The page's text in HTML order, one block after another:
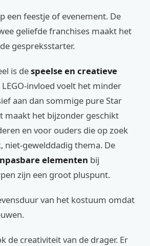
een feestje of evenement. De
geliefde franchises maakt het
gespreksstarter.
is despeelse en creatieve
invloed voelt het minder
aan dan sommige pure Star
maakt het bijzonder geschikt
en voor ouders die op zoek
niet-gewelddadig thema. De
elementen bij
zijn een groot pluspunt.
van het kostuum omdat
de creativiteit van de drager. Er